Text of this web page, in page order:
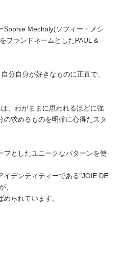
Sophie Mechaly(ソフィー・メシ
ブランドネームとしたPAUL &
分自身が好きなものに正直で、
、わがままに思われるほどに強
の求めるものを明確に心得たスタ
フとしたユニークなパターンを使
イデンティティーである"JOIE DE
、
られています。